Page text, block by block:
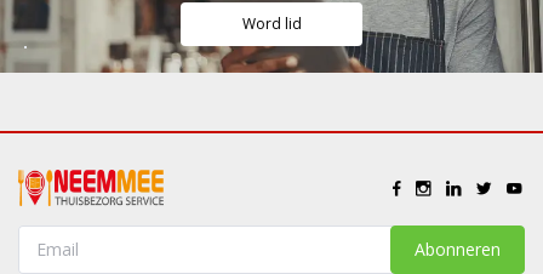
Word lid
Abonneren